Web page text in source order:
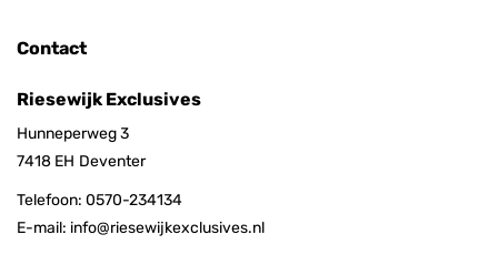
Contact
Riesewijk Exclusives
Hunneperweg 3
7418 EH Deventer
Telefoon: 0570-234134
E-mail: info@riesewijkexclusives.nl